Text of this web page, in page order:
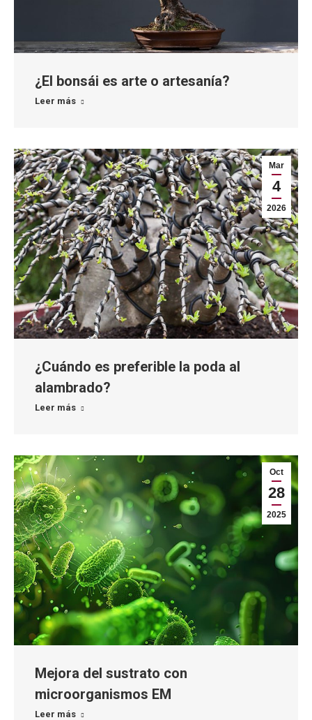
¿El bonsái es arte o artesanía?
Leer más
Mar
4
2026
¿Cuándo es preferible la poda al
alambrado?
Leer más
Oct
28
2025
Mejora del sustrato con
microorganismos EM
Leer más